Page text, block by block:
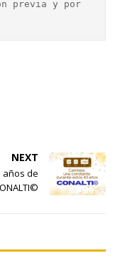
previa y por
NEXT
años de